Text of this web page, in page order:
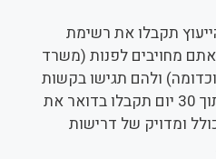
תקבלו את רשימת
אתם מחויבים לפנות (משרד
ולהם תגישו בקשות
מסודרת למידע מקדמי. בתוך 30 יום תקבלו בדואר את
ומדויק של דרישות